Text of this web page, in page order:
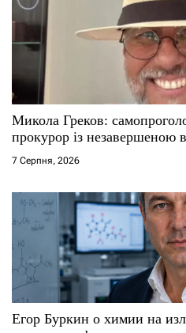
а
и
с
і
в
Микола Греков:
прокурор із незавершеною
7 Серпня, 2026
Егор Буркин о химии на